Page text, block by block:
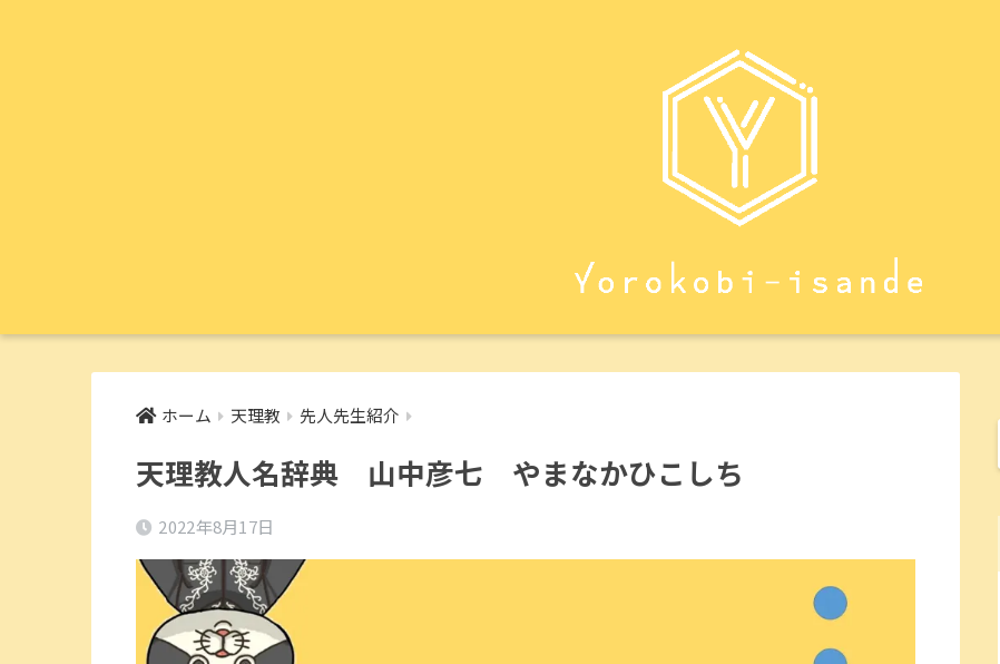
ホーム 天理教 先人先生紹介
天理教人名辞典 山中彦七 やまなかひこしち
2022年8月17日